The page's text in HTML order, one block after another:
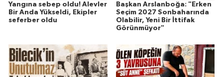
Yangına sebep oldu! Alevler
Bir Anda Yükseldi, Ekipler
seferber oldu
Başkan Arslanboğa: "Erken
Seçim 2027 Sonbaharında
Olabilir, Yeni Bir İttifak
Görünmüyor"